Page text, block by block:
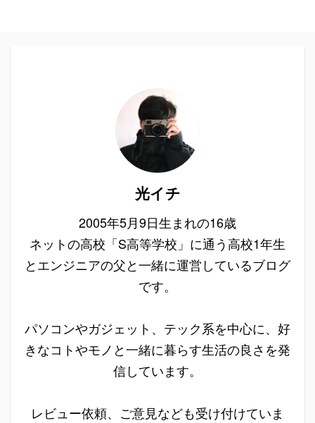
光イチ
2005年5月9日生まれの16歳
ネットの高校「S高等学校」に通う高校1年生
とエンジニアの父と一緒に運営しているブログ
です。
パソコンやガジェット、テック系を中心に、好
きなコトやモノと一緒に暮らす生活の良さを発
信しています。
レビュー依頼、ご意見なども受け付けていま